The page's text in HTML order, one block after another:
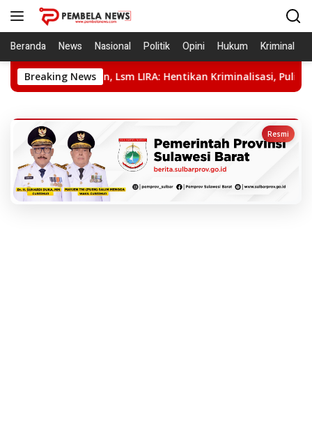
Langsung
Beranda News Nasional Politik Opini Hukum Kriminal
Breaking News
Lsm LIRA: Hentikan Kriminalisasi, Pulihkan Nama Baik